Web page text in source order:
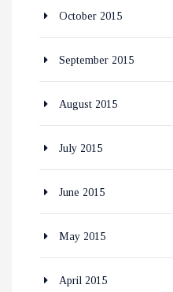
October 2015
September 2015
August 2015
July 2015
June 2015
May 2015
April 2015